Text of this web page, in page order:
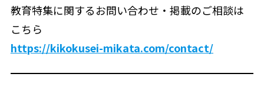
教育特集に関するお問い合わせ・掲載のご相談は
こちら
https://kikokusei-mikata.com/contact/